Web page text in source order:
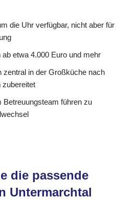
die Uhr verfügbar, nicht aber für
etwa 4.000 Euro und mehr
zentral in der Großküche nach
zubereitet
Betreuungsteam führen zu
die passende
Untermarchtal